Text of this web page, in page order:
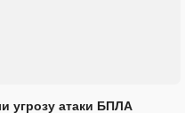
угрозу атаки БПЛА